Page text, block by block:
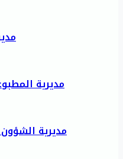
مديرية
مديرية